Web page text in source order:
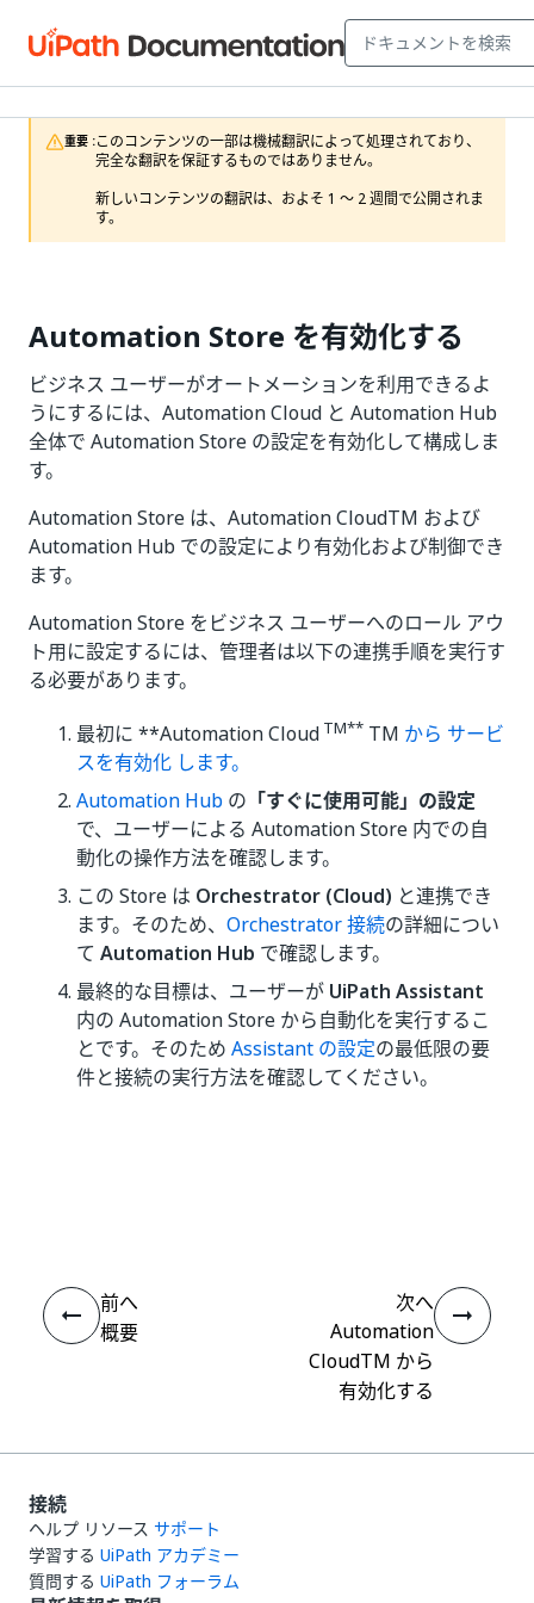
重要 :このコンテンツの一部は機械翻訳によって処理されており、
完全な翻訳を保証するものではありません。
新しいコンテンツの翻訳は、およそ 1 ～ 2 週間で公開されま
す。
Automation Store を有効化する
ビジネス ユーザーがオートメーションを利用できるよ
うにするには、Automation Cloud と Automation Hub
全体で Automation Store の設定を有効化して構成しま
す。
Automation Store は、Automation CloudTM および
Automation Hub での設定により有効化および制御でき
ます。
Automation Store をビジネス ユーザーへのロール アウ
ト用に設定するには、管理者は以下の連携手順を実行す
る必要があります。
最初に **Automation Cloud TM** TM から サービ
スを有効化 します。
Automation Hub の 「すぐに使用可能」の設定
で、ユーザーによる Automation Store 内での自
動化の操作方法を確認します。
この Store は Orchestrator (Cloud) と連携でき
ます。そのため、 Orchestrator 接続の詳細につい
て Automation Hub で確認します。
最終的な目標は、ユーザーが UiPath Assistant
内の Automation Store から自動化を実行するこ
とです。そのため Assistant の設定の最低限の要
件と接続の実行方法を確認してください。
前へ
概要
次へ
Automation
CloudTM から
有効化する
接続
ヘルプ リソース サポート
学習する UiPath アカデミー
質問する UiPath フォーラム